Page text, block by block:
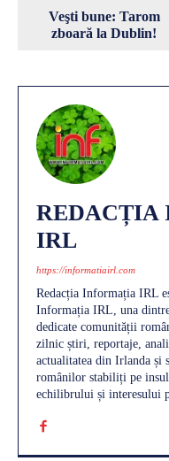
Veşti bune: Tarom
zboară la Dublin!
REDACȚIA
IRL
https://informatiairl.com
Redacția Informația IRL
Informația IRL, una
dedicate comunității
zilnic știri, reportaje,
actualitatea din Irlanda și
românilor stabiliți pe
echilibrului și interesului